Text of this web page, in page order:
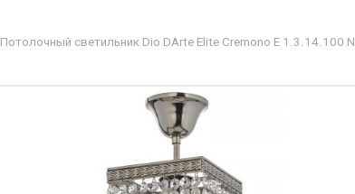
Потолочный светильник Dio DArte Elite Cremono E 1.3.14.100 N